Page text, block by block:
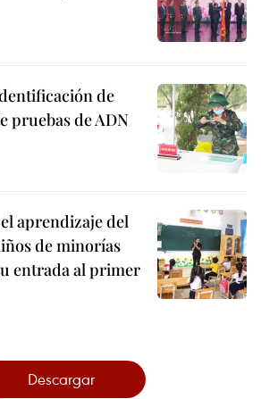
de
pruebas de ADN
aprendizaje del
de minorías
entrada al primer
Descargar